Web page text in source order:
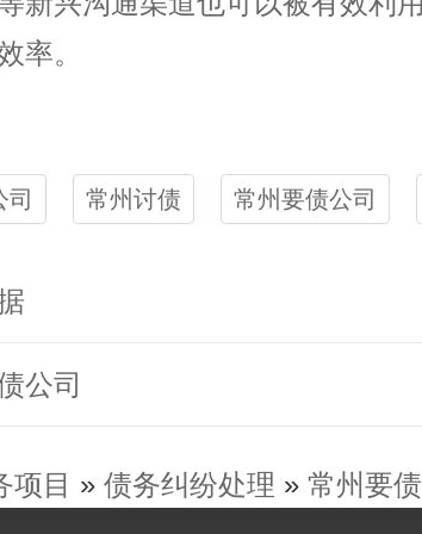
率。
常州讨债 常州要债公司
公司
项目 » 债务纠纷处理 » 常州要